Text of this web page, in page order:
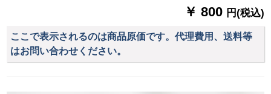
￥ 800 円(税込)
ここで表示されるのは商品原価です。代理費用、送料等
はお問い合わせください。